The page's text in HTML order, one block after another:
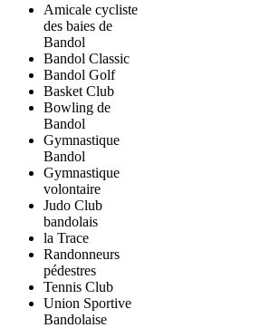
Amicale cycliste
des baies de
Bandol
Bandol Classic
Bandol Golf
Basket Club
Bowling de
Bandol
Gymnastique
Bandol
Gymnastique
volontaire
Judo Club
bandolais
la Trace
Randonneurs
pédestres
Tennis Club
Union Sportive
Bandolaise